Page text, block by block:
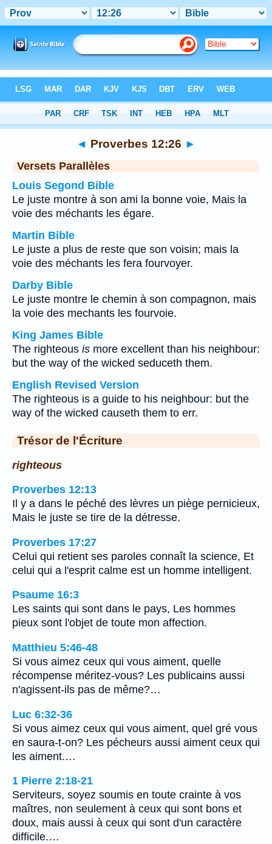
Chapitre 12 > Verset 26
◄ Proverbes 12:26 ►
Versets Parallèles
Louis Segond Bible
Le juste montre à son ami la bonne voie, Mais la
voie des méchants les égare.
Martin Bible
Le juste a plus de reste que son voisin; mais la
voie des méchants les fera fourvoyer.
Darby Bible
Le juste montre le chemin à son compagnon, mais
la voie des mechants les fourvoie.
King James Bible
The righteous is more excellent than his neighbour:
but the way of the wicked seduceth them.
English Revised Version
The righteous is a guide to his neighbour: but the
way of the wicked causeth them to err.
Trésor de l'Écriture
righteous
Proverbes 12:13
Il y a dans le péché des lèvres un piège pernicieux,
Mais le juste se tire de la détresse.
Proverbes 17:27
Celui qui retient ses paroles connaît la science, Et
celui qui a l'esprit calme est un homme intelligent.
Psaume 16:3
Les saints qui sont dans le pays, Les hommes
pieux sont l'objet de toute mon affection.
Matthieu 5:46-48
Si vous aimez ceux qui vous aiment, quelle
récompense méritez-vous? Les publicains aussi
n'agissent-ils pas de même?…
Luc 6:32-36
Si vous aimez ceux qui vous aiment, quel gré vous
en saura-t-on? Les pécheurs aussi aiment ceux qui
les aiment.…
1 Pierre 2:18-21
Serviteurs, soyez soumis en toute crainte à vos
maîtres, non seulement à ceux qui sont bons et
doux, mais aussi à ceux qui sont d'un caractère
difficile.…